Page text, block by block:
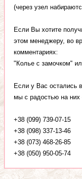
(через узел
Если Вы хотите
этом менеджеру, во
комментариях:
"Колье с замочком"
Если у Вас остались
мы с радостью на них
+38 (099) 739-07-15
+38 (098) 337-13-46
+38 (073) 468-26-85
+38 (050) 950-05-74